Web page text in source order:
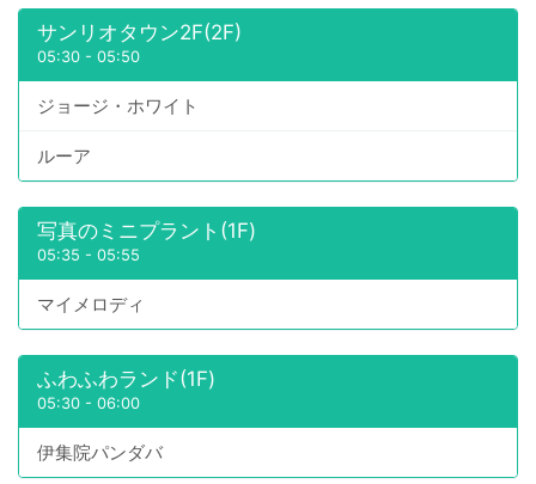
サンリオタウン2F(2F)
05:30 - 05:50
ジョージ・ホワイト
ルーア
写真のミニプラント(1F)
05:35 - 05:55
マイメロディ
ふわふわランド(1F)
05:30 - 06:00
伊集院パンダバ